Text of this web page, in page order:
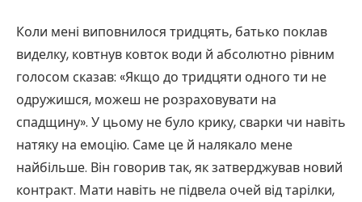
Коли мені виповнилося тридцять, батько поклав
виделку, ковтнув ковток води й абсолютно рівним
голосом сказав: «Якщо до тридцяти одного ти не
одружишся, можеш не розраховувати на
спадщину». У цьому не було крику, сварки чи навіть
натяку на емоцію. Саме це й налякало мене
найбільше. Він говорив так, як затверджував новий
контракт. Мати навіть не підвела очей від тарілки,